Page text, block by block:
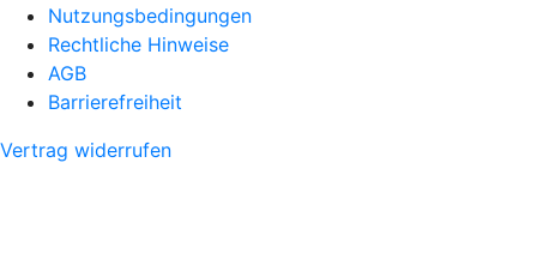
Nutzungsbedingungen
Rechtliche Hinweise
AGB
Barrierefreiheit
Vertrag widerrufen